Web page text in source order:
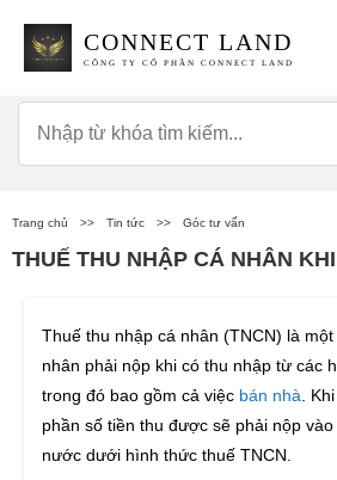
CONNECT LAND
CÔNG TY CỔ PHẦN CONNECT LAND
Trang chủ >> Tin tức >> Góc tư vấn
THUẾ THU NHẬP CÁ NHÂN
Thuế thu nhập cá nhân (TNCN) là
nhân phải nộp khi có thu nhập từ các
trong đó bao gồm cả việc bán nhà .
phần số tiền thu được sẽ phải nộp
nước dưới hình thức thuế TNCN.